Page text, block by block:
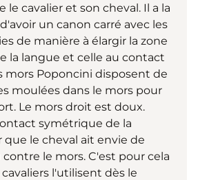
le cavalier et son cheval. Il a la
un canon carré avec les
de manière à élargir la zone
la langue et celle au contact
mors Poponcini disposent de
moulées dans le mors pour
Le mors droit est doux.
symétrique de la
le cheval ait envie de
le mors. C'est pour cela
l'utilisent dès le